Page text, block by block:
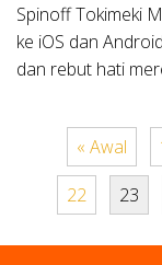
Spinoff Tokimeki
ke iOS dan
dan rebut hati
« Awal
22
23